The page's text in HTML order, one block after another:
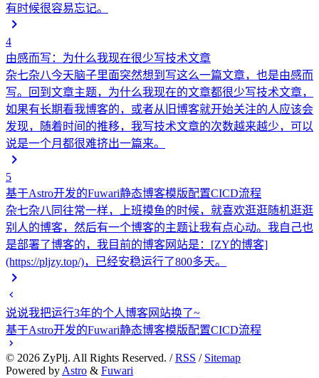
有时候很容易忘记。
4
由感而写：为什么我现在很少写技术文章
杂七杂八今天脑子里面突然想到写这么一篇文章，也是由感而
写。回到文章主题，为什么我现在的文章都很少写技术文章，
如果有长期看我博客的，或者从旧博客就开始关注的人应该会
发现，随着时间的推移，我写技术文章的次数越来越少，可以
说是一个月都很难挤出一篇来。
5
基于Astro开发的Fuwari静态博客模版配置CICD流程
杂七杂八 同往常一样，上班摸鱼的时候，就喜欢逛逛随机逛逛
别人的博客，然后有一个博客的主题让我有点心动。我自己也
是部署了博客的，我目前的博客网站是：[ZY的博客]
(https://pljzy.top/)，已经安稳运行了800多天。
说说我把运行3年的个人博客网站换了~
基于Astro开发的Fuwari静态博客模版配置CICD流程
© 2026 ZyPlj. All Rights Reserved. /RSS / Sitemap
Powered byAstro & Fuwari